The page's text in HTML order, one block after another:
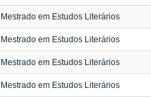
Mestrado em Estudos Literários
Mestrado em Estudos Literários
Mestrado em Estudos Literários
Mestrado em Estudos Literários